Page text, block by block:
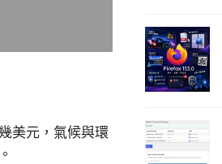
美元，氣候與環